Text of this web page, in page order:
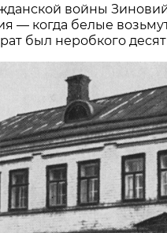
войны
— когда белые
был неробкого